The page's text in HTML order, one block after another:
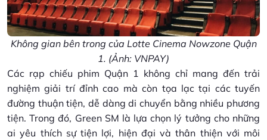
Không gian bên trong của Lotte Cinema Nowzone Quận
1. (Ảnh: VNPAY)
Các rạp chiếu phim Quận 1 không chỉ mang đến trải
nghiệm giải trí đỉnh cao mà còn tọa lạc tại các tuyến
đường thuận tiện, dễ dàng di chuyển bằng nhiều phương
tiện. Trong đó, Green SM là lựa chọn lý tưởng cho những
ai yêu thích sự tiện lợi, hiện đại và thân thiện với môi